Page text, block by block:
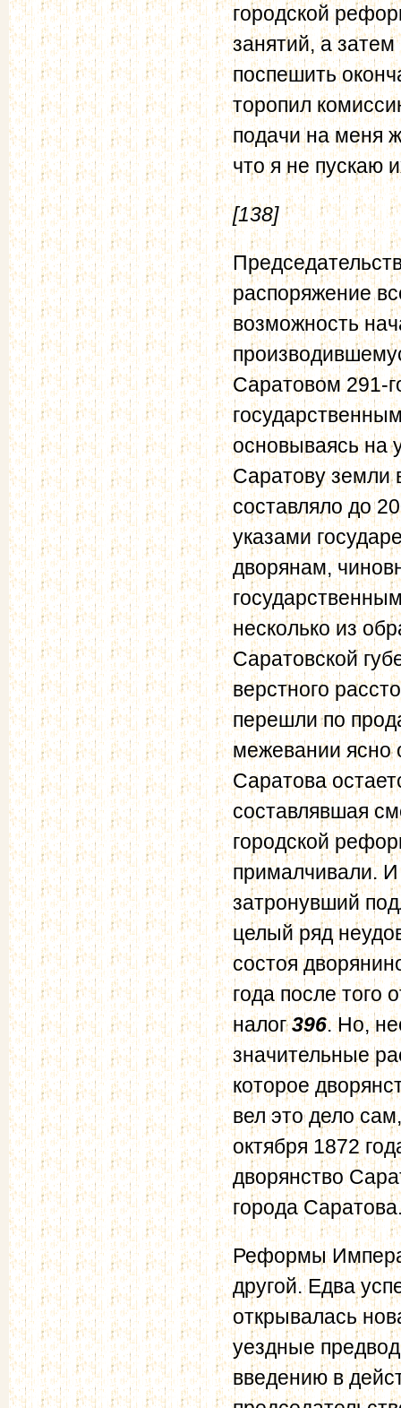
городской
занятий, а
поспешить
торопил
подачи на меня
что я не пускаю
[138]
распоряжение
возможность
Саратовом 291-
основываясь на
Саратову земли
составляло до
указами
дворянам,
несколько из
Саратовской
верстного
перешли по
межевании ясно
Саратова
составлявшая
городской
прималчивали.
затронувший
целый ряд
состоя
года после того
налог396. Но,
значительные
которое
вел это дело
октября 1872
дворянство
города
Реформы
другой. Едва
открывалась
уездные
введению в